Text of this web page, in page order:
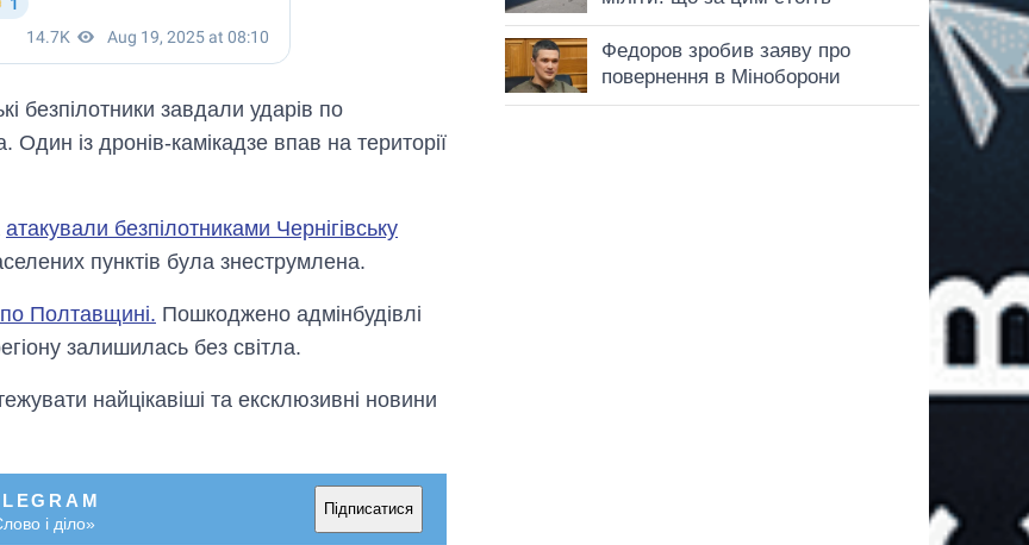
безпілотники завдали ударів по
Один із дронів-камікадзе впав на території
атакували безпілотниками Чернігівську
пунктів була знеструмлена.
Полтавщині. Пошкоджено адмінбудівлі
залишилась без світла.
найцікавіші та ексклюзивні новини
і діло»
Підписатися